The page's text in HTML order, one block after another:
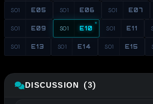
S01 E05 S01 E06 S01 E07
S01 E09 S01 E10 S01 E11
S01 E13 S01 E14 S01 E15
DISCUSSION (3)